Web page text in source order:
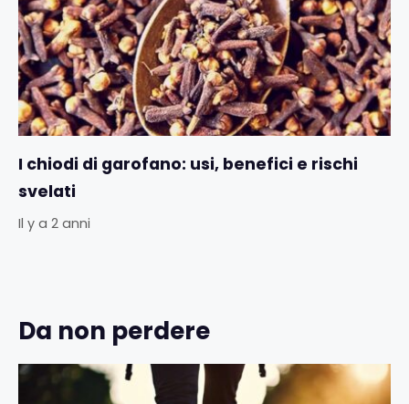
I chiodi di garofano: usi, benefici e rischi
svelati
Il y a 2 anni
Da non perdere